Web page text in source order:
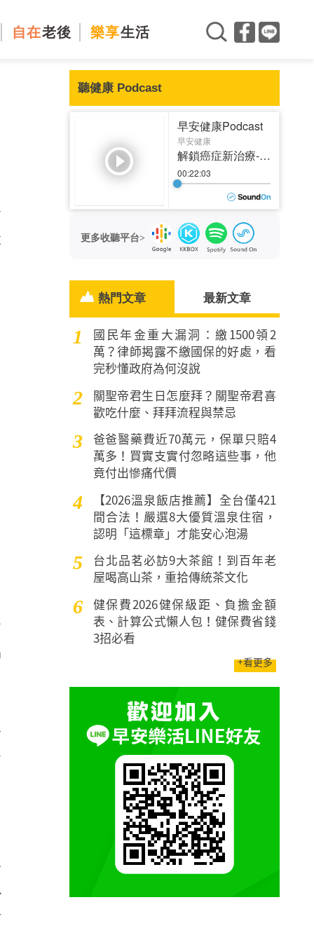
自在老後 樂享生活
聽健康 Podcast
更多收聽平台>
熱門文章 最新文章
1
國民年金重大漏洞：繳1500領2
萬？律師揭露不繳國保的好處，看
完秒懂政府為何沒說
2
關聖帝君生日怎麼拜？關聖帝君喜
歡吃什麼、拜拜流程與禁忌
3
爸爸醫藥費近70萬元，保單只賠4
萬多！買實支實付忽略這些事，他
竟付出慘痛代價
4
【2026溫泉飯店推薦】全台僅421
間合法！嚴選8大優質溫泉住宿，
認明「這標章」才能安心泡湯
5
台北品茗必訪9大茶館！到百年老
屋喝高山茶，重拾傳統茶文化
6
健保費2026健保級距、負擔金額
表、計算公式懶人包！健保費省錢
3招必看
+看更多